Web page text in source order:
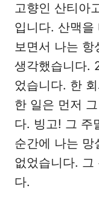
고향인 산티아
입니다. 산맥을
보면서 나는 항
생각했습니다.
었습니다. 한
한 일은 먼저
다. 빙고! 그 주
순간에 나는 망
없었습니다. 그
다.